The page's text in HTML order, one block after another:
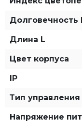
Долговечность
Длина L
Цвет корпуса
IP
Тип управления
Напряжение